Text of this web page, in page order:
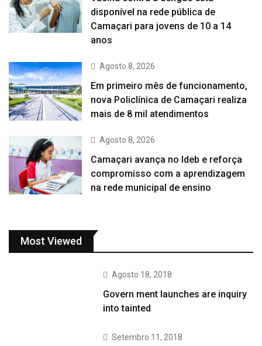
disponível na rede pública de
Camaçari para jovens de 10 a 14
anos
Agosto 8, 2026
Em primeiro mês de funcionamento,
nova Policlínica de Camaçari realiza
mais de 8 mil atendimentos
Agosto 8, 2026
Camaçari avança no Ideb e reforça
compromisso com a aprendizagem
na rede municipal de ensino
Most Viewed
Agosto 18, 2018
Govern ment launches are inquiry
into tainted
Setembro 11, 2018